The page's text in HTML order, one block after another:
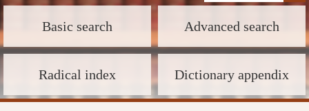
Basic search Advanced search
Radical index Dictionary appendix